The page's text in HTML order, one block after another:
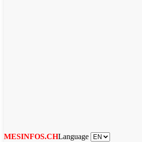
MESINFOS.CHLanguage